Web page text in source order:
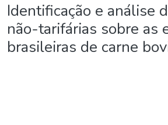
Identificação e análise
não-tarifárias sobre as
brasileiras de carne